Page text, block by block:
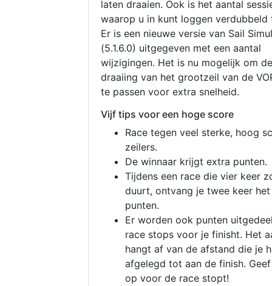
laten draaien. Ook is het aantal
waarop u in kunt loggen verdubbeld
Er is een nieuwe versie van Sail
(5.1.6.0) uitgegeven met een aantal
wijzigingen. Het is nu mogelijk om de
draaiing van het grootzeil van de
te passen voor extra snelheid.
Vijf tips voor een hoge score
Race tegen veel sterke, hoog
zeilers.
De winnaar krijgt extra punten.
Tijdens een race die vier keer
duurt, ontvang je twee keer
punten.
Er worden ook punten
race stops voor je finisht. Het
hangt af van de afstand die je
afgelegd tot aan de finish.
op voor de race stopt!